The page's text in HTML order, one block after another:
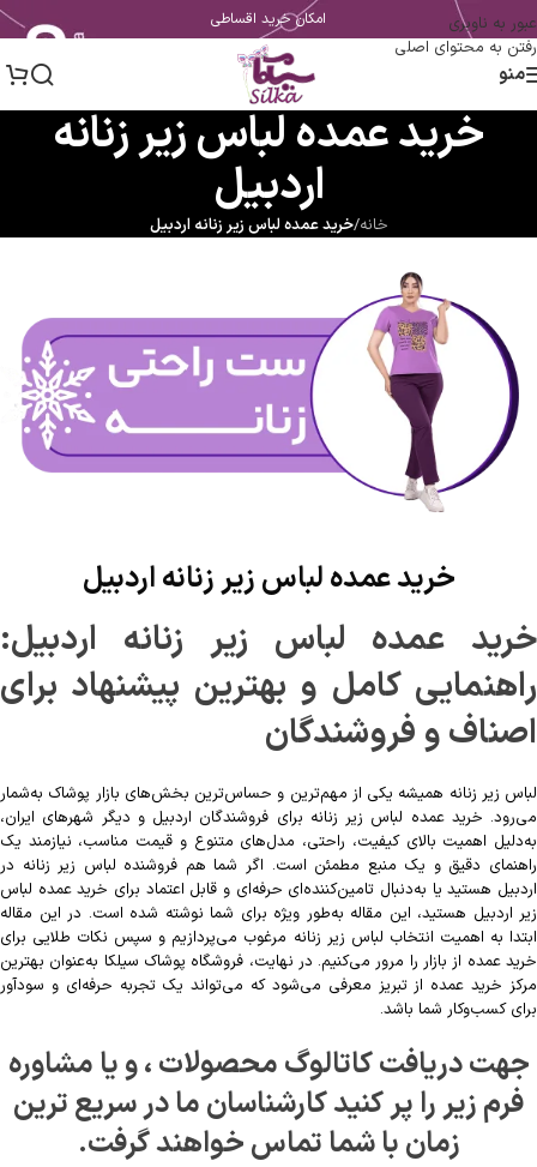
عبور به ناوبری
رفتن به محتوای اصلی
امکان خرید اقساطی
منو
خرید عمده لباس زیر زنانه
اردبیل
خانه/خرید عمده لباس زیر زنانه اردبیل
خرید عمده لباس زیر زنانه اردبیل
خرید عمده لباس زیر زنانه اردبیل:
راهنمایی کامل و بهترین پیشنهاد برای
اصناف و فروشندگان
لباس زیر زنانه همیشه یکی از مهم‌ترین و حساس‌ترین بخش‌های بازار پوشاک به‌شمار
می‌رود. خرید عمده لباس زیر زنانه برای فروشندگان اردبیل و دیگر شهرهای ایران،
به‌دلیل اهمیت بالای کیفیت، راحتی، مدل‌های متنوع و قیمت مناسب، نیازمند یک
راهنمای دقیق و یک منبع مطمئن است. اگر شما هم فروشنده لباس زیر زنانه در
اردبیل هستید یا به‌دنبال تامین‌کننده‌ای حرفه‌ای و قابل اعتماد برای خرید عمده لباس
زیر اردبیل هستید، این مقاله به‌طور ویژه برای شما نوشته شده است. در این مقاله
ابتدا به اهمیت انتخاب لباس زیر زنانه مرغوب می‌پردازیم و سپس نکات طلایی برای
خرید عمده از بازار را مرور می‌کنیم. در نهایت، فروشگاه پوشاک سیلکا به‌عنوان بهترین
مرکز خرید عمده از تبریز معرفی می‌شود که می‌تواند یک تجربه حرفه‌ای و سودآور
برای کسب‌وکار شما باشد.
جهت دریافت کاتالوگ محصولات ، و یا مشاوره
فرم زیر را پر کنید کارشناسان ما در سریع ترین
زمان با شما تماس خواهند گرفت.